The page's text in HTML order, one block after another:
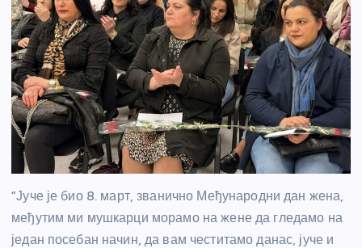
“Јуче је био 8. март, званично Међународни дан жена,
међутим ми мушкарци морамо на жене да гледамо на
један посебан начин, да вам честитамо данас, јуче и